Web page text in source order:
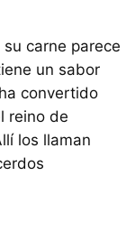
carne parece
un sabor
convertido
reino de
los llaman